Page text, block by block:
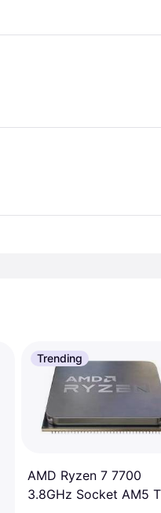
Trending
AMD Ryzen 7 7700
3.8GHz Socket AM5